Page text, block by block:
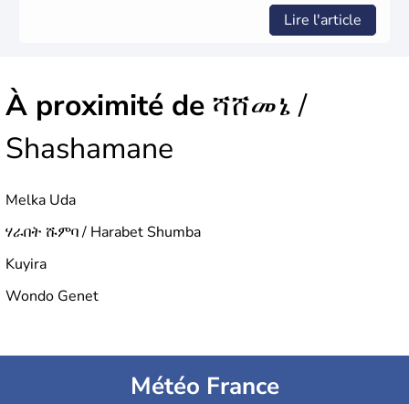
Lire l'article
À proximité de ሻሸመኔ /
Shashamane
Melka Uda
ሃራበት ሹምባ / Harabet Shumba
Kuyira
Wondo Genet
Météo France